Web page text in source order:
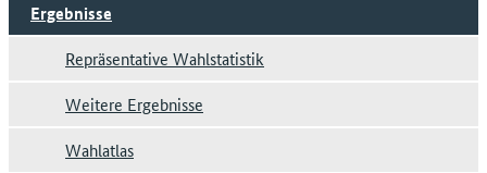
Ergebnisse
Repräsentative Wahlstatistik
Weitere Ergebnisse
Wahlatlas